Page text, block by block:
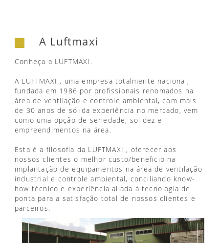
A Luftmaxi
Conheça a LUFTMAXI.
A LUFTMAXI , uma empresa totalmente nacional,
fundada em 1986 por profissionais renomados na
área de ventilação e controle ambiental, com mais
de 30 anos de sólida experiência no mercado, vem
como uma opção de seriedade, solidez e
empreendimentos na área.
Esta é a filosofia da LUFTMAXI , oferecer aos
nossos clientes o melhor custo/beneficio na
implantação de equipamentos na área de ventilação
industrial e controle ambiental, conciliando know-
how técnico e experiência aliada à tecnologia de
ponta para a satisfação total de nossos clientes e
parceiros.